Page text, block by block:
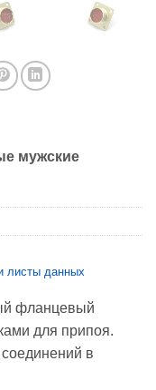
мужские
листы данных
фланцевый
для припоя.
в